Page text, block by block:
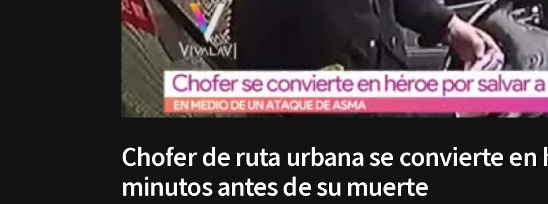
Chofer de ruta urbana se convierte en
minutos antes de su muerte